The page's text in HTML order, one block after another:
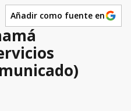
Añadir como fuente en